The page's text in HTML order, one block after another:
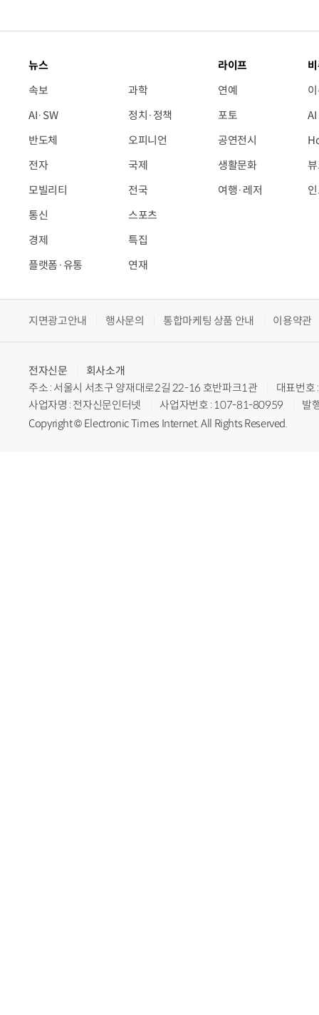
뉴스
속보
AI·SW
반도체
전자
모빌리티
통신
경제
플랫폼·유통
과학
정치·정책
오피니언
국제
전국
스포츠
특집
연재
라이프
연예
포토
공연전시
생활문화
여행·레저
지면광고안내 행사문의 통합마케팅 상품 안내 이용약관
전자신문
회사소개
주소 : 서울시 서초구 양재대로2길 22-16 호반파크1관
대표번
사업자명 : 전자신문인터넷
사업자번호 : 107-81-80959
발
Copyright © Electronic Times Internet. All Rights Reserved.